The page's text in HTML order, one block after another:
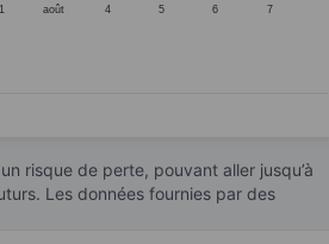
août 4 5 6 7
risque de perte, pouvant aller jusqu’à
Les données fournies par des